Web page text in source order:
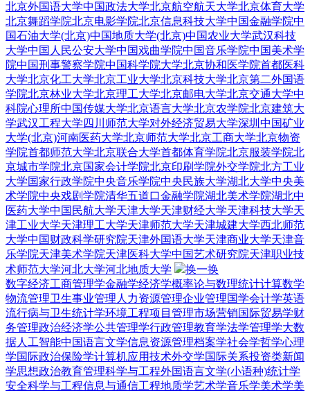
北京外国语大学中国政法大学北京航空航天大学北京体育大学
北京舞蹈学院北京电影学院北京信息科技大学中国金融学院中
国石油大学(北京)中国地质大学(北京)中国农业大学武汉科技
大学中国人民公安大学中国戏曲学院中国音乐学院中国美术学
院中国刑事警察学院中国科学院大学北京协和医学院首都医科
大学北京化工大学北京工业大学北京科技大学北京第二外国语
学院北京林业大学北京理工大学北京邮电大学北京交通大学中
科院心理所中国传媒大学北京语言大学北京农学院北京建筑大
学武汉工程大学 四川师范大学对外经济贸易大学深圳 中国矿业
大学(北京)河南医药大学北京师范大学北京工商大学北京物资
学院首都师范大学北京联合大学首都体育学院北京服装学院北
京城市学院北京国家会计学院北京印刷学院外交学院北方工业
大学国家行政学院中央音乐学院中央民族大学湖北大学中央美
术学院中央戏剧学院清华五道口金融学院湖北美术学院湖北中
医药大学中国民航大学天津大学天津财经大学天津科技大学天
津工业大学天津理工大学天津师范大学天津城建大学西北师范
大学中国财政科学研究院天津外国语大学天津商业大学天津音
乐学院天津美术学院天津医科大学中国艺术研究院天津职业技
术师范大学河北大学河北地质大学
换一换
数字经济工商管理学金融学经济学概率论与数理统计计算数学
物流管理卫生事业管理人力资源管理企业管理国学会计学英语
流行病与卫生统计学环境工程项目管理市场营销国际贸易学财
务管理政治经济学公共管理学行政管理教育学法学管理学大数
据人工智能中国语言文学信息资源管理档案学社会学哲学心理
学国际政治保险学计算机应用技术外交学国际关系投资类新闻
学思想政治教育管理科学与工程外国语言文学(小语种)统计学
安全科学与工程信息与通信工程地质学艺术学音乐学美术学美